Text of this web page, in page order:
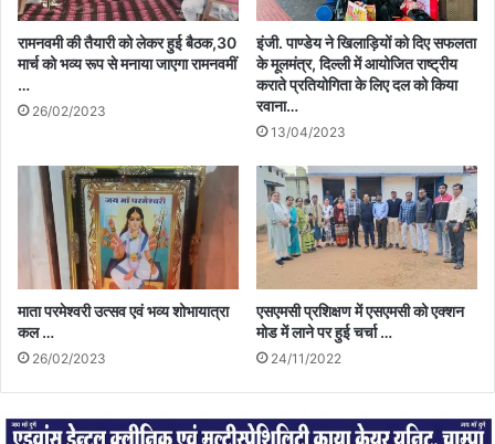
रामनवमी की तैयारी को लेकर हुई बैठक,30
मार्च को भव्य रूप से मनाया जाएगा रामनवमीं
…
26/02/2023
इंजी. पाण्डेय ने खिलाड़ियों को दिए सफलता
के मूलमंत्र, दिल्ली में आयोजित राष्ट्रीय
कराते प्रतियोगिता के लिए दल को किया
रवाना…
13/04/2023
माता परमेश्वरी उत्सव एवं भव्य शोभायात्रा
कल …
26/02/2023
एसएमसी प्रशिक्षण में एसएमसी को एक्शन
मोड में लाने पर हुई चर्चा …
24/11/2022